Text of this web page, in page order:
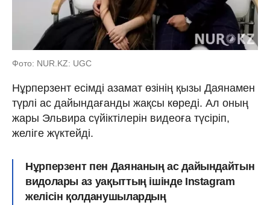
Фото: NUR.KZ: UGC
Нұрперзент есімді азамат өзінің қызы Даянамен
түрлі ас дайындағанды жақсы көреді. Ал оның
жары Эльвира сүйіктілерін видеоға түсіріп,
желіге жүктейді.
Нұрперзент пен Даянаның ас дайындайтын
видолары аз уақыттың ішінде Instagram
желісін қолданушылардың